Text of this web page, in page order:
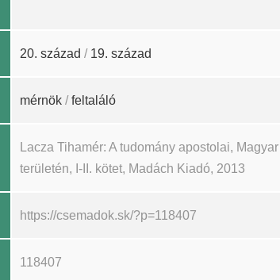
20. század / 19. század
mérnök /feltaláló
Lacza Tihamér: A tudomány apostolai,
területén, I-II. kötet, Madách Kiadó, 2013
https://csemadok.sk/?p=118407
118407